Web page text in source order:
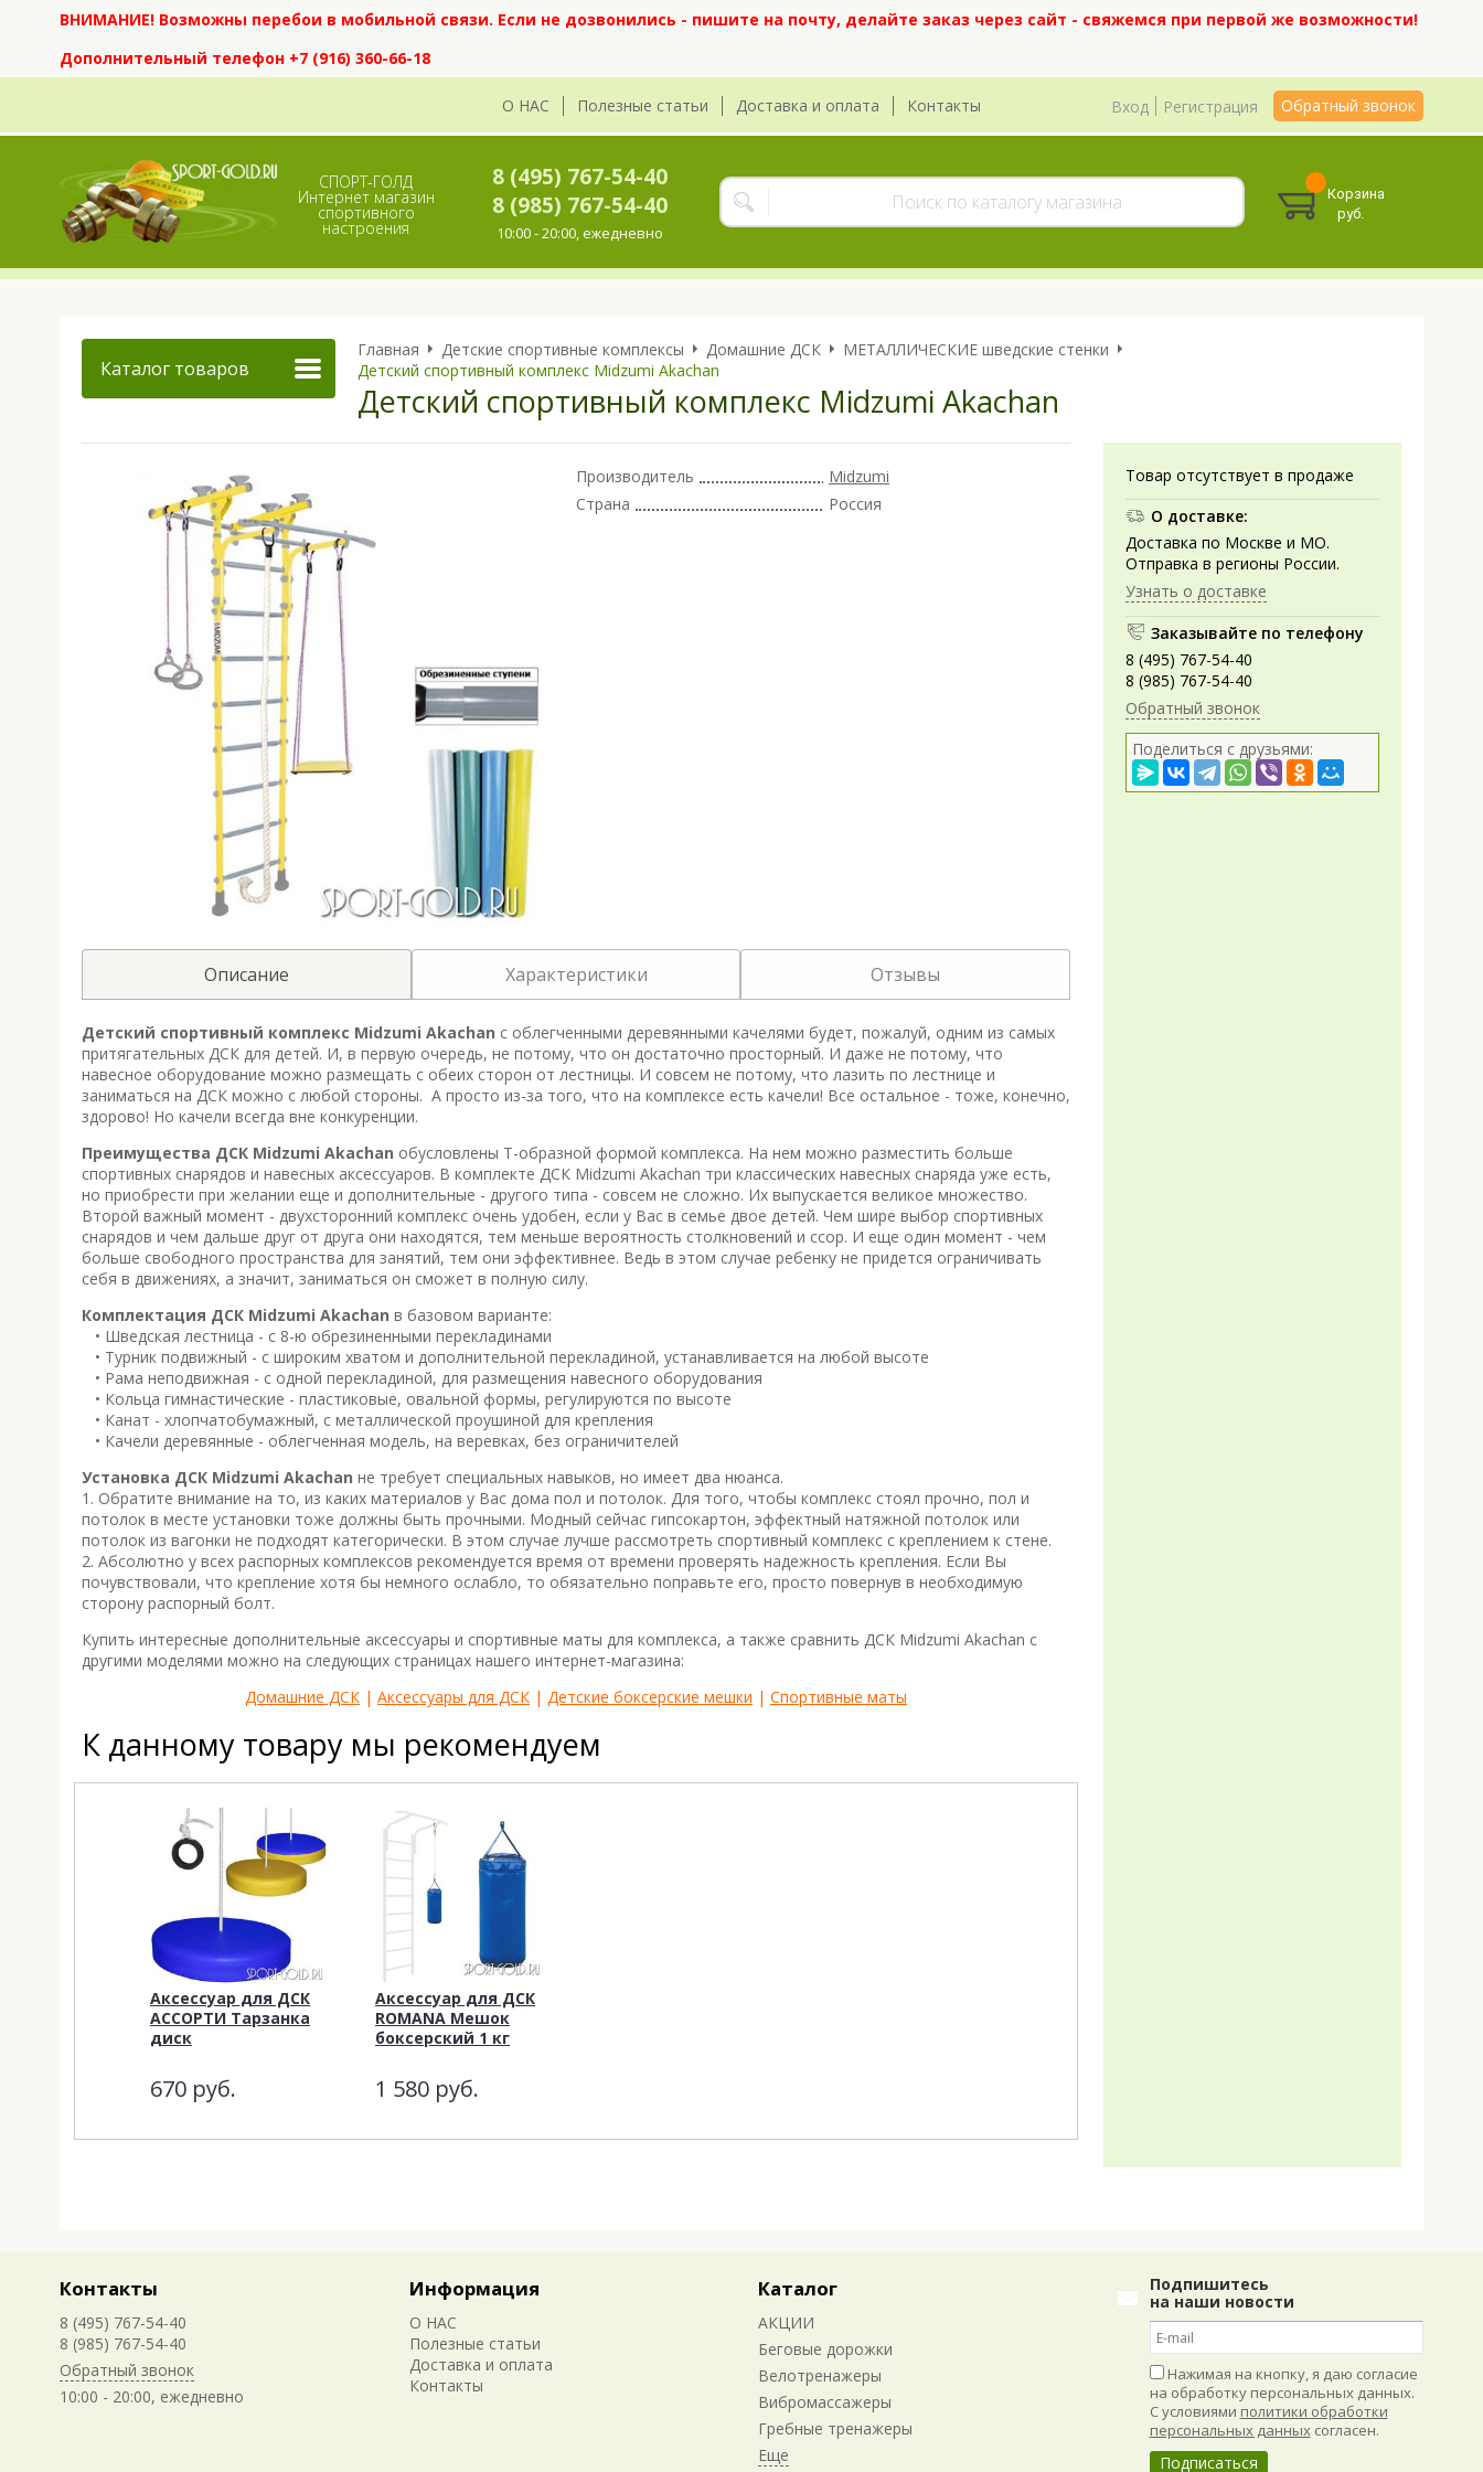
ВНИМАНИЕ! Возможны перебои в мобильной связи. Если не дозвонились - пишите на почту, делайте заказ через сайт - свяжемся при первой же возможности!
Дополнительный телефон +7 (916) 360-66-18
О НАС Полезные статьи Доставка и оплата Контакты Вход Регистрация Обратный звонок
СПОРТ-ГОЛД
Интернет магазин
спортивного
настроения
8 (495) 767-54-40
8 (985) 767-54-40
10:00 - 20:00, ежедневно
Корзина
руб.
Каталог товаров
Главная Детские спортивные комплексы Домашние ДСК
МЕТАЛЛИЧЕСКИЕ шведские стенки
Детский спортивный комплекс Midzumi Akachan
Детский спортивный комплекс Midzumi Akachan
Товар отсутствует в продаже
О доставке:
Доставка по Москве и МО.
Отправка в регионы России.
Узнать о доставке
Заказывайте по телефону
8 (495) 767-54-40
8 (985) 767-54-40
Обратный звонок
Поделиться с друзьями:
Производитель
Midzumi
Страна
Россия
Описание Характеристики Отзывы
Детский спортивный комплекс Midzumi Akachan с облегченными деревянными качелями будет, пожалуй, одним из самых
притягательных ДСК для детей. И, в первую очередь, не потому, что он достаточно просторный. И даже не потому, что
навесное оборудование можно размещать с обеих сторон от лестницы. И совсем не потому, что лазить по лестнице и
заниматься на ДСК можно с любой стороны. А просто из-за того, что на комплексе есть качели! Все остальное - тоже, конечно,
здорово! Но качели всегда вне конкуренции.
Преимущества ДСК Midzumi Akachan обусловлены Т-образной формой комплекса. На нем можно разместить больше
спортивных снарядов и навесных аксессуаров. В комплекте ДСК Midzumi Akachan три классических навесных снаряда уже есть,
но приобрести при желании еще и дополнительные - другого типа - совсем не сложно. Их выпускается великое множество.
Второй важный момент - двухсторонний комплекс очень удобен, если у Вас в семье двое детей. Чем шире выбор спортивных
снарядов и чем дальше друг от друга они находятся, тем меньше вероятность столкновений и ссор. И еще один момент - чем
больше свободного пространства для занятий, тем они эффективнее. Ведь в этом случае ребенку не придется ограничивать
себя в движениях, а значит, заниматься он сможет в полную силу.
Комплектация ДСК Midzumi Akachan в базовом варианте:
• Шведская лестница - с 8-ю обрезиненными перекладинами
• Турник подвижный - с широким хватом и дополнительной перекладиной, устанавливается на любой высоте
• Рама неподвижная - с одной перекладиной, для размещения навесного оборудования
• Кольца гимнастические - пластиковые, овальной формы, регулируются по высоте
• Канат - хлопчатобумажный, с металлической проушиной для крепления
• Качели деревянные - облегченная модель, на веревках, без ограничителей
Установка ДСК Midzumi Akachan не требует специальных навыков, но имеет два нюанса.
1. Обратите внимание на то, из каких материалов у Вас дома пол и потолок. Для того, чтобы комплекс стоял прочно, пол и
потолок в месте установки тоже должны быть прочными. Модный сейчас гипсокартон, эффектный натяжной потолок или
потолок из вагонки не подходят категорически. В этом случае лучше рассмотреть спортивный комплекс с креплением к стене.
2. Абсолютно у всех распорных комплексов рекомендуется время от времени проверять надежность крепления. Если Вы
почувствовали, что крепление хотя бы немного ослабло, то обязательно поправьте его, просто повернув в необходимую
сторону распорный болт.
Купить интересные дополнительные аксессуары и спортивные маты для комплекса, а также сравнить ДСК Midzumi Akachan с
другими моделями можно на следующих страницах нашего интернет-магазина:
Домашние ДСК | Аксессуары для ДСК | Детские боксерские мешки | Спортивные маты
К данному товару мы рекомендуем
Аксессуар для ДСК
АССОРТИ Тарзанка
диск
670 руб.
Аксессуар для ДСК
ROMANA Мешок
боксерский 1 кг
1 580 руб.
Контакты
8 (495) 767-54-40
8 (985) 767-54-40
Обратный звонок
10:00 - 20:00, ежедневно
Информация
О НАС
Полезные статьи
Доставка и оплата
Контакты
Каталог
АКЦИИ
Беговые дорожки
Велотренажеры
Вибромассажеры
Гребные тренажеры
Подпишитесь
на наши новости
Нажимая на кнопку, я даю согласие
на обработку персональных данных.
С условиями политики обработки
персональных данныхсогласен.